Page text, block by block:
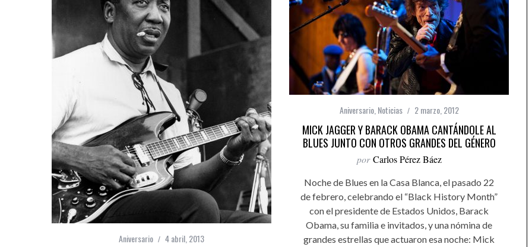
Aniversario 4 abril, 2013
Aniversario, Noticias 2 marzo, 2012
MICK JAGGER Y BARACK OBAMA CANTÁNDOLE AL
BLUES JUNTO CON OTROS GRANDES DEL GÉNERO
por Carlos Pérez Báez
Noche de Blues en la Casa Blanca, el pasado 22
de febrero, celebrando el “Black History Month”
con el presidente de Estados Unidos, Barack
Obama, su familia e invitados, y una nómina de
grandes estrellas que actuaron esa noche: Mick